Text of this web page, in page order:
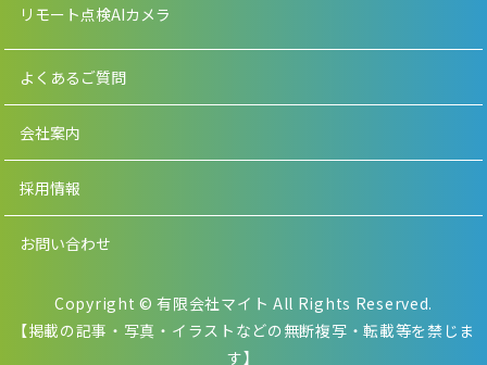
リモート点検AIカメラ
よくあるご質問
会社案内
採用情報
お問い合わせ
Copyright © 有限会社マイト All Rights Reserved.
【掲載の記事・写真・イラストなどの無断複写・転載等を禁じま
す】